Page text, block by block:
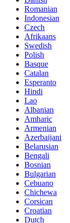
Romanian
Indonesian
Czech
Afrikaans
Swedish
Polish
Basque
Catalan
Esperanto
Hindi
Lao
Albanian
Amharic
Armenian
Azerbaijani
Belarusian
Bengali
Bosnian
Bulgarian
Cebuano
Chichewa
Corsican
Croatian
Dutch